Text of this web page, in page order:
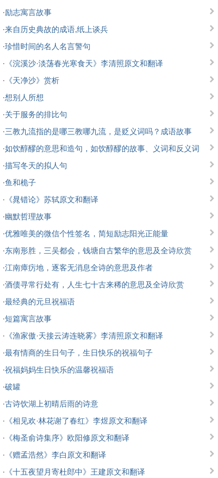
·励志寓言故事
·来自历史典故的成语,纸上谈兵
·珍惜时间的名人名言警句
· 《浣溪沙·淡荡春光寒食天》李清照原文和翻译
· 《天净沙》赏析
·想别人所想
·关于服务的排比句
·三教九流指的是哪三教哪九流，是贬义词吗？成语故事
·如饮醇醪的意思和造句，如饮醇醪的故事、义词和反义词
·描写冬天的拟人句
·鱼和桅子
· 《晁错论》苏轼原文和翻译
·幽默哲理故事
·优雅唯美的微信个性签名，简短励志阳光正能量
·东南形胜，三吴都会，钱塘自古繁华的意思及全诗欣赏
·江南瘴疠地，逐客无消息全诗的意思及作者
·酒债寻常行处有，人生七十古来稀的意思及全诗欣赏
·最经典的元旦祝福语
·短篇寓言故事
· 《渔家傲·天接云涛连晓雾》李清照原文和翻译
·最有情商的生日句子，生日快乐的祝福句子
·祝福妈妈生日快乐的温馨祝福语
·破罐
·古诗饮湖上初晴后雨的诗意
· 《相见欢·林花谢了春红》李煜原文和翻译
· 《梅圣俞诗集序》欧阳修原文和翻译
· 《赠孟浩然》李白原文和翻译
· 《十五夜望月寄杜郎中》王建原文和翻译